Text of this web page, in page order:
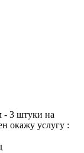
- 3 штуки на
окажу услугу :